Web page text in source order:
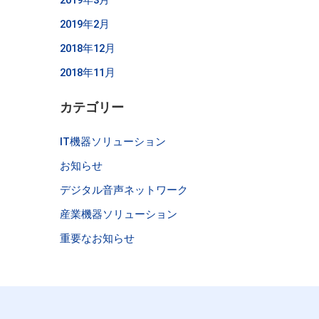
2019年2月
2018年12月
2018年11月
カテゴリー
IT機器ソリューション
お知らせ
デジタル音声ネットワーク
産業機器ソリューション
重要なお知らせ